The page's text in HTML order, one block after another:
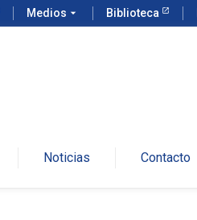
Medios arrow_drop_down Biblioteca
Noticias Contacto